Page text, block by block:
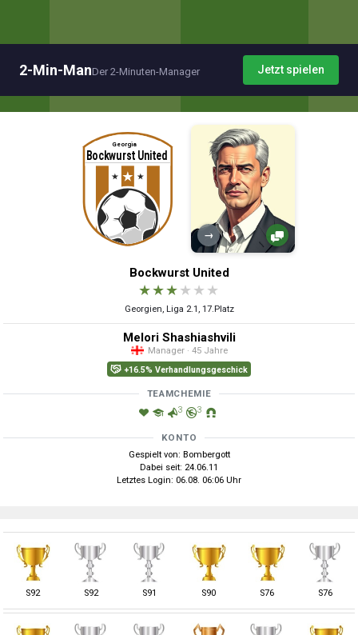
2-Min-ManDer 2-Minuten-Manager Jetzt spielen
→
Bockwurst United
★★★★ ★ ★
Georgien, Liga 2.1, 17.Platz
Melori Shashiashvili
Manager · 45 Jahre
+16.5% Verhandlungsgeschick
TEAMCHEMIE
3 3
KONTO
Gespielt von: Bombergott
Dabei seit: 24.06.11
Letztes Login: 06.08. 06:06 Uhr
S92 S92 S91 S90 S76 S76